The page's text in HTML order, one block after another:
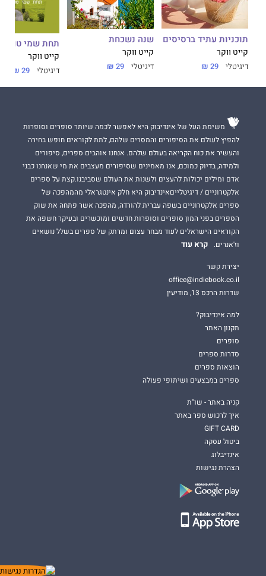
תוכניות עתיד ברסיסים
קייט ווקר
דיגיטלי 29 ₪
שנה נשכחת
קייט ווקר
דיגיטלי 29 ₪
תחת שמי
קייט ווקר
דיגיטלי 29 ₪
משימת העל של אינדיבוק היא לאפשר לכמה שיותר סופרים וסופרות
להפיץ לעולם את הסיפורים והמסרים שלהם, לתת לקוראים חופש בחירה
והעשיר את כוח הקריאה בעולם שלהם. אנחנו אוהבים ספרים, סיפורים
ולמידה, בדיוק כמוכם, אנו מאמינים שסיפורים מעצבים את מי שאנחנו כבני
אדם ומילים יכולות להעצים ולשנות את העולם שסביבנו.קצת על ספרים
אלקטרוניים / דיגיטלייםאינדיבוק היא חלק אינטגראלי מהמהפכה של
ספרים אלקטרוניים בשפה עברית להורדה, מהפכה אשר פתחה את שוק
הספרים בפני המון סופרים וסופרות חדשים ומוכשרים ובעיקר חשפה את
הקוראים הישראלים לעוד מבחר עצום ומרתק של ספרים בשלל נושאים
וז'אנרים.
קרא עוד
יצירת קשר
office@indiebook.co.il
שדרות הרכס 13, מודיעין
למה אינדיבוק?
תקנון האתר
סופרים
סדרות ספרים
הוצאות ספרים
ספרים במבצעים ושיתופי פעולה
קניה באתר - שו"ת
איך לרכוש ספר באתר
GIFT CARD
ביטול עסקה
אינדיבלוג
הצהרת נגישות